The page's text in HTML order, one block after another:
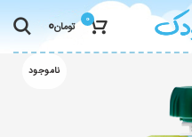
0 تومان0
ناموجود